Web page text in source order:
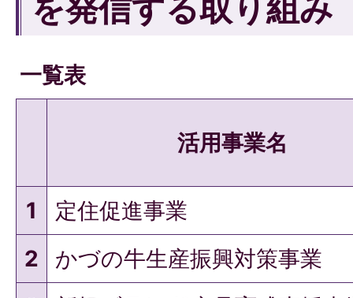
を発信する取り組み
一覧表
活用事業名
1
定住促進事業
2
かづの牛生産振興対策事業